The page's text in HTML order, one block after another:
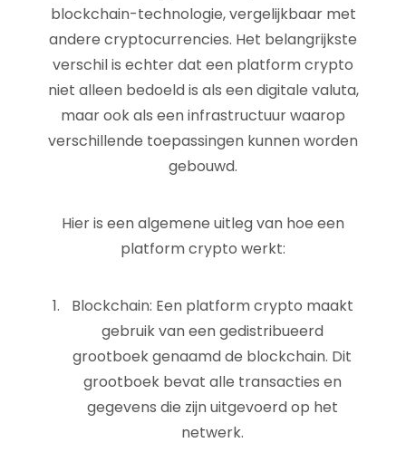
blockchain-technologie, vergelijkbaar met
andere cryptocurrencies. Het belangrijkste
verschil is echter dat een platform crypto
niet alleen bedoeld is als een digitale valuta,
maar ook als een infrastructuur waarop
verschillende toepassingen kunnen worden
gebouwd.
Hier is een algemene uitleg van hoe een
platform crypto werkt:
Blockchain: Een platform crypto maakt
gebruik van een gedistribueerd
grootboek genaamd de blockchain. Dit
grootboek bevat alle transacties en
gegevens die zijn uitgevoerd op het
netwerk.